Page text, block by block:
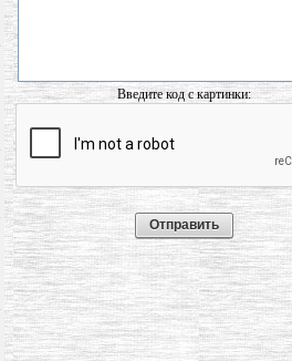
Введите код с картинки: